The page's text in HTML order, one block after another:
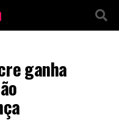
ganha